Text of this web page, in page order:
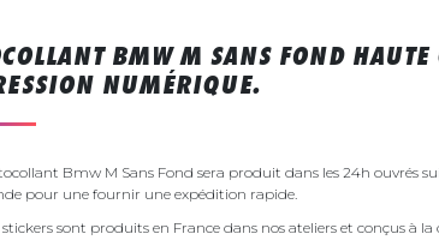
BMW M SANS FOND
NUMÉRIQUE.
Bmw M Sans Fond sera produit dans les 24h ouvrés
pour une fournir une expédition rapide.
stickers sont produits en France dans nos ateliers et conçus à